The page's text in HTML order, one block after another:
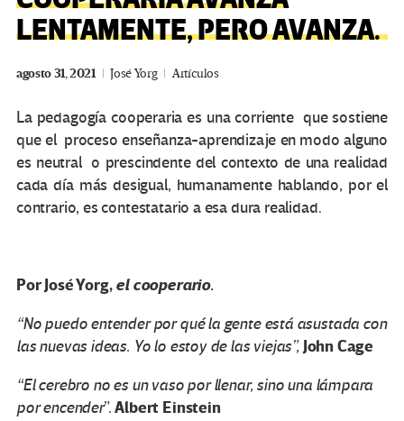
LENTAMENTE, PERO AVANZA.
agosto 31, 2021 José Yorg Artículos
La pedagogía cooperaria es una corriente que sostiene
que el proceso enseñanza-aprendizaje en modo alguno
es neutral o prescindente del contexto de una realidad
cada día más desigual, humanamente hablando, por el
contrario, es contestatario a esa dura realidad.
Por José Yorg,el cooperario.
“No puedo entender por qué la gente está asustada con
las nuevas ideas. Yo lo estoy de las viejas”,John Cage
“El cerebro no es un vaso por llenar, sino una lámpara
por encender”.Albert Einstein